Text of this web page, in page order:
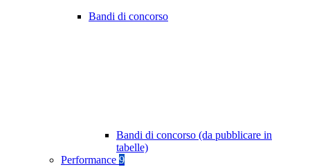
Bandi di concorso
Bandi di concorso (da pubblicare in
tabelle)
Performance 9